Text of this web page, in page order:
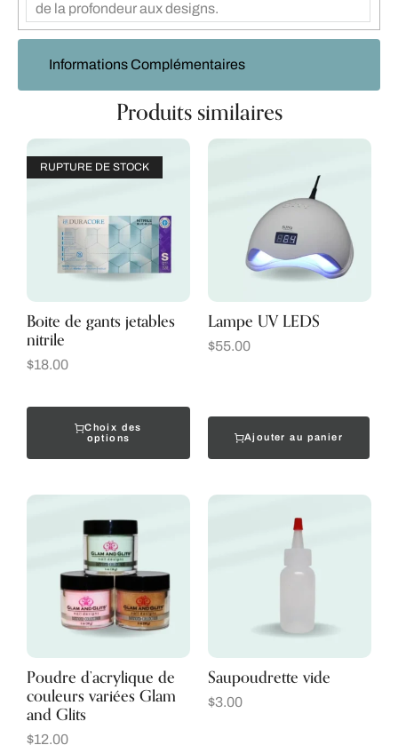
Informations Complémentaires
de la profondeur aux designs.
Produits similaires
RUPTURE DE STOCK
Boite de gants jetables
nitrile
$18.00
Choix des
options
Lampe UV LEDS
$55.00
Ajouter au panier
Poudre d’acrylique de
couleurs variées Glam
and Glits
$12.00
Saupoudrette vide
$3.00